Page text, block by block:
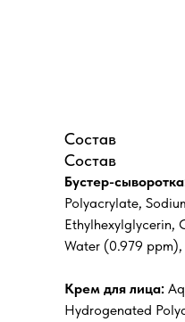
Состав
Состав
Бустер-
Polyacrylate,
Ethylhexylglycerin,
Water (0.979
Крем для лица:
Hydrogenated